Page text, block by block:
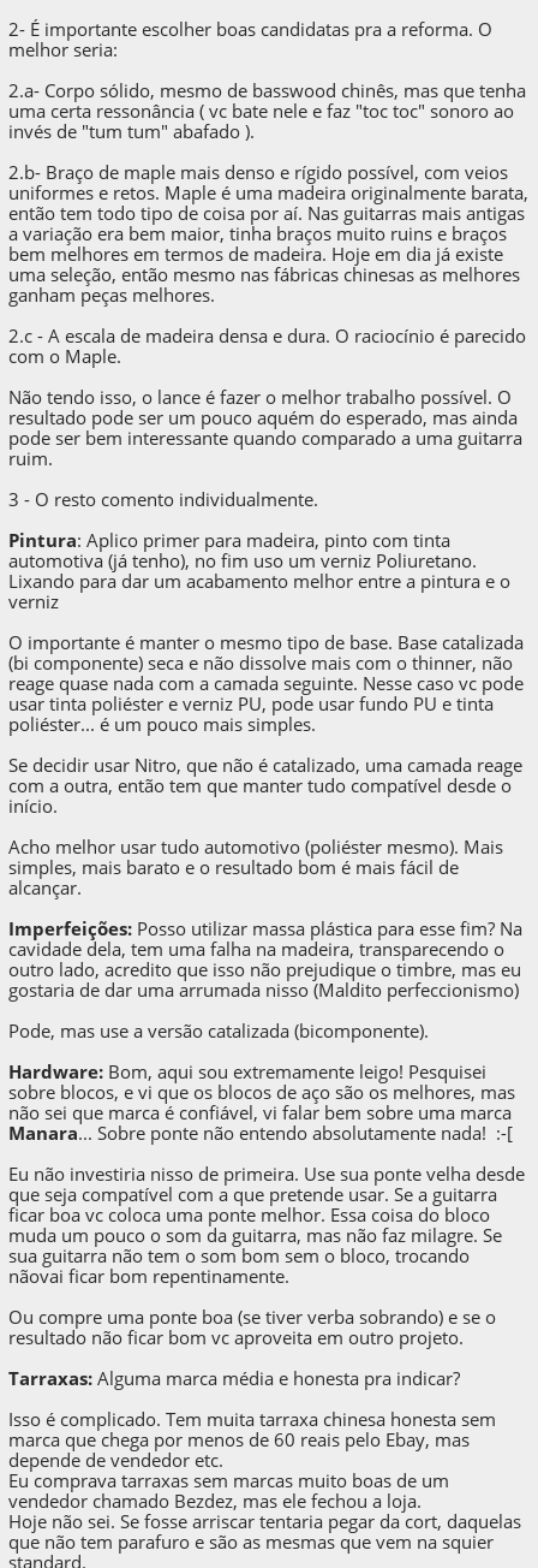
2- É importante escolher boas candidatas pra a reforma. O
melhor seria:
2.a- Corpo sólido, mesmo de basswood chinês, mas que tenha
uma certa ressonância ( vc bate nele e faz "toc toc" sonoro ao
invés de "tum tum" abafado ).
2.b- Braço de maple mais denso e rígido possível, com veios
uniformes e retos. Maple é uma madeira originalmente barata,
então tem todo tipo de coisa por aí. Nas guitarras mais antigas
a variação era bem maior, tinha braços muito ruins e braços
bem melhores em termos de madeira. Hoje em dia já existe
uma seleção, então mesmo nas fábricas chinesas as melhores
ganham peças melhores.
2.c - A escala de madeira densa e dura. O raciocínio é parecido
com o Maple.
Não tendo isso, o lance é fazer o melhor trabalho possível. O
resultado pode ser um pouco aquém do esperado, mas ainda
pode ser bem interessante quando comparado a uma guitarra
ruim.
3 - O resto comento individualmente.
Pintura: Aplico primer para madeira, pinto com tinta
automotiva (já tenho), no fim uso um verniz Poliuretano.
Lixando para dar um acabamento melhor entre a pintura e o
verniz
O importante é manter o mesmo tipo de base. Base catalizada
(bi componente) seca e não dissolve mais com o thinner, não
reage quase nada com a camada seguinte. Nesse caso vc pode
usar tinta poliéster e verniz PU, pode usar fundo PU e tinta
poliéster... é um pouco mais simples.
Se decidir usar Nitro, que não é catalizado, uma camada reage
com a outra, então tem que manter tudo compatível desde o
início.
Acho melhor usar tudo automotivo (poliéster mesmo). Mais
simples, mais barato e o resultado bom é mais fácil de
alcançar.
Imperfeições: Posso utilizar massa plástica para esse fim? Na
cavidade dela, tem uma falha na madeira, transparecendo o
outro lado, acredito que isso não prejudique o timbre, mas eu
gostaria de dar uma arrumada nisso (Maldito perfeccionismo)
Pode, mas use a versão catalizada (bicomponente).
Hardware: Bom, aqui sou extremamente leigo! Pesquisei
sobre blocos, e vi que os blocos de aço são os melhores, mas
não sei que marca é confiável, vi falar bem sobre uma marca
Manara... Sobre ponte não entendo absolutamente nada! :-[
Eu não investiria nisso de primeira. Use sua ponte velha desde
que seja compatível com a que pretende usar. Se a guitarra
ficar boa vc coloca uma ponte melhor. Essa coisa do bloco
muda um pouco o som da guitarra, mas não faz milagre. Se
sua guitarra não tem o som bom sem o bloco, trocando
nãovai ficar bom repentinamente.
Ou compre uma ponte boa (se tiver verba sobrando) e se o
resultado não ficar bom vc aproveita em outro projeto.
Tarraxas: Alguma marca média e honesta pra indicar?
Isso é complicado. Tem muita tarraxa chinesa honesta sem
marca que chega por menos de 60 reais pelo Ebay, mas
depende de vendedor etc.
Eu comprava tarraxas sem marcas muito boas de um
vendedor chamado Bezdez, mas ele fechou a loja.
Hoje não sei. Se fosse arriscar tentaria pegar da cort, daquelas
que não tem parafuro e são as mesmas que vem na squier
standard.